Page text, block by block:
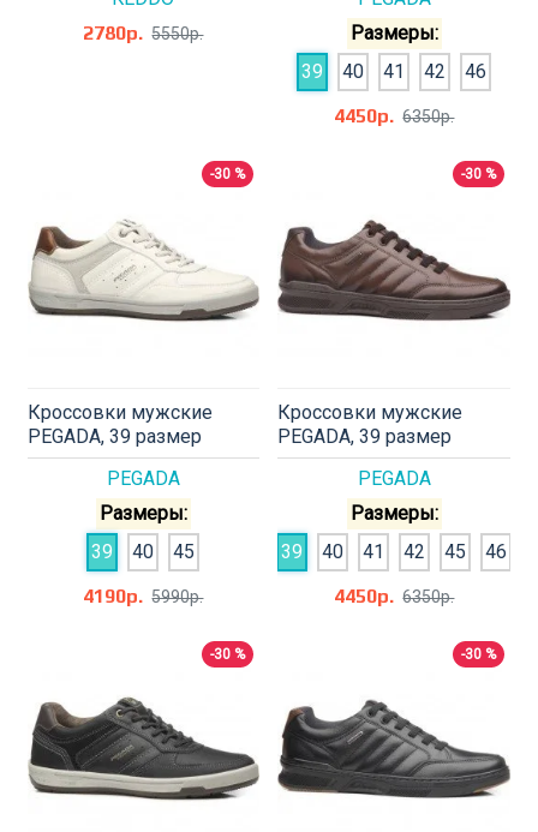
2780р. 5550р.
Размеры:
39
40 41 42
46
4450р. 6350р.
-30 %
PEGADA
Кроссовки мужские
PEGADA, 39 размер
Размеры:
39
40
45
4190р. 5990р.
-30 %
PEGADA
Кроссовки мужские
PEGADA, 39 размер
Размеры:
39
40 41 42 45
46
4450р. 6350р.
-30 % -30 %